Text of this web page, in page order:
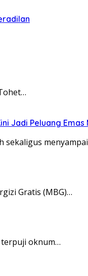
Jadi Peluang Emas
sekaligus
Gratis (MBG)…
terpuji oknum…